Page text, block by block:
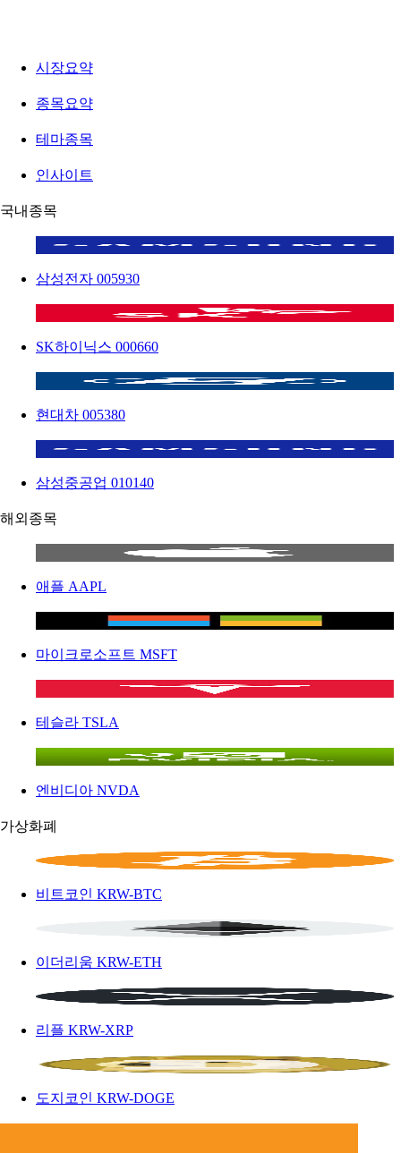
시장요약
종목요약
테마종목
인사이트
국내종목
삼성전자 005930
SK하이닉스 000660
현대차 005380
삼성중공업 010140
해외종목
애플 AAPL
마이크로소프트 MSFT
테슬라 TSLA
엔비디아 NVDA
가상화폐
비트코인 KRW-BTC
이더리움 KRW-ETH
리플 KRW-XRP
도지코인 KRW-DOGE